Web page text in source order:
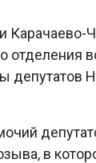
Карачаево-
отделения
депутатов
в